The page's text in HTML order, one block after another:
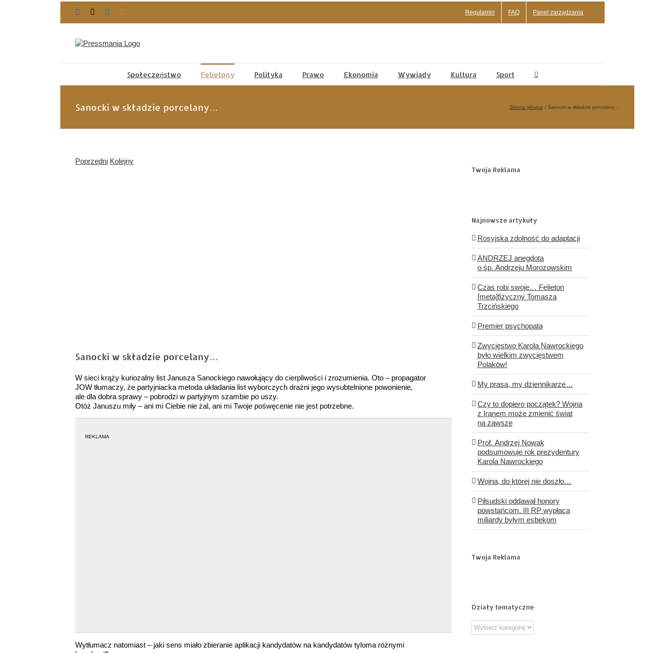
Facebook LinkedIn Regulamin FAQ Panel zarządzania
Społeczeństwo Felietony Polityka Prawo Ekonomia Wywiady Kultura Sport
Sanocki w składzie porcelany… Strona główna Sanocki w składzie porcelany…
Poprzedni Kolejny
Sanocki w składzie porcelany…
W sieci krąży kuriozalny list Janusza Sanockiego nawołujący do cierpliwości i zrozumienia. Oto – propagator
JOW tłumaczy, że partyjniacka metoda układania list wyborczych drażni jego wysubtelnione powonienie,
ale dla dobra sprawy – pobrodzi w partyjnym szambie po uszy.
Otóż Januszu miły – ani mi Ciebie nie żal, ani mi Twoje pośwęcenie nie jest potrzebne.
REKLAMA
Wytłumacz natomiast – jaki sens miało zbieranie aplikacji kandydatów na kandydatów tyloma różnymi
Twoja Reklama
Najnowsze artykuły
Rosyjska zdolność do adaptacji
ANDRZEJ anegdota
o śp. Andrzeju Morozowskim
Czas robi swoje… Felieton
[meta]fizyczny Tomasza
Trzcińskiego
Premier psychopata
Zwycięstwo Karola Nawrockiego
było wielkim zwycięstwem
Polaków!
My prasa, my dziennikarze…
Czy to dopiero początek? Wojna
z Iranem może zmienić świat
na zawsze
Prof. Andrzej Nowak
podsumowuje rok prezydentury
Karola Nawrockiego
Wojna, do której nie doszło…
Piłsudski oddawał honory
powstańcom. III RP wypłaca
miliardy byłym esbekom
Twoja Reklama
Działy tematyczne
Działy
tematyczne